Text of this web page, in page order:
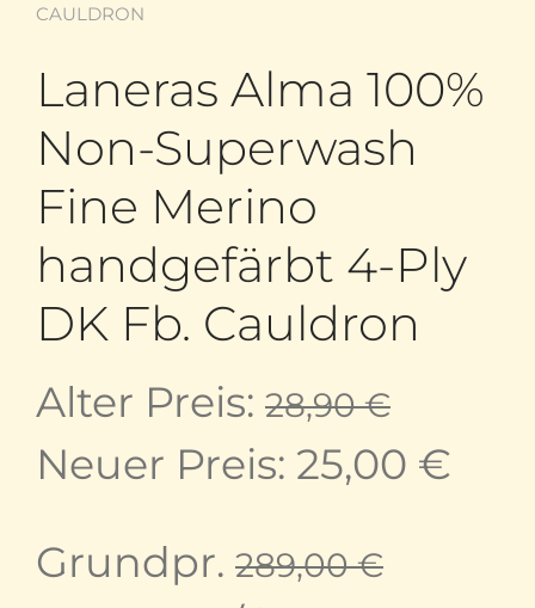
CAULDRON
Laneras Alma 100%
Non-Superwash
Fine Merino
handgefärbt 4-Ply
DK Fb. Cauldron
Alter Preis: 28,90€
Preis
Neuer Preis: 25,00 €
Grundpr. 289,00€